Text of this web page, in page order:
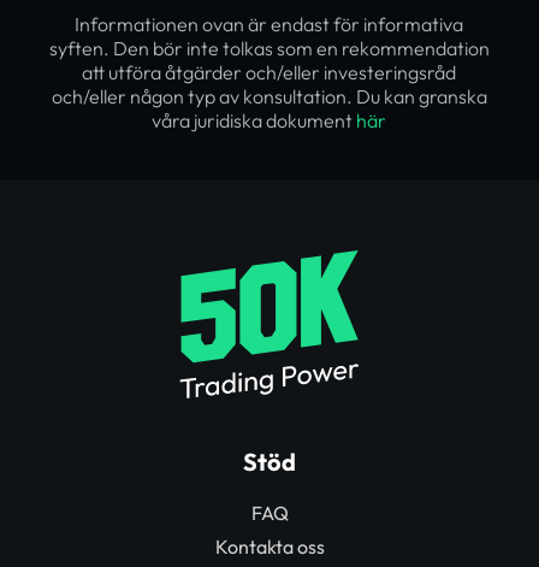
Informationen ovan är endast för informativa
syften. Den bör inte tolkas som en rekommendation
att utföra åtgärder och/eller investeringsråd
och/eller någon typ av konsultation. Du kan granska
våra juridiska dokument här
Stöd
FAQ
Kontakta oss